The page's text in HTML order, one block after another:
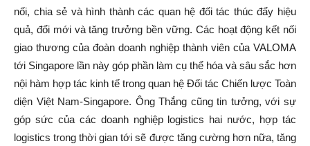
nối, chia sẻ và hình thành các quan hệ đối tác thúc đẩy hiệu
quả, đổi mới và tăng trưởng bền vững. Các hoạt động kết nối
giao thương của đoàn doanh nghiệp thành viên của VALOMA
tới Singapore lần này góp phần làm cụ thể hóa và sâu sắc hơn
nội hàm hợp tác kinh tế trong quan hệ Đối tác Chiến lược Toàn
diện Việt Nam-Singapore. Ông Thắng cũng tin tưởng, với sự
góp sức của các doanh nghiệp logistics hai nước, hợp tác
logistics trong thời gian tới sẽ được tăng cường hơn nữa, tăng